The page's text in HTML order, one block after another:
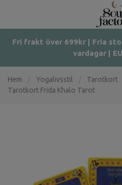
Fri frakt över 699kr | Fria
vardagar |
Hem Yogalivsstil Tarotkort
Tarotkort Frida Khalo Tarot